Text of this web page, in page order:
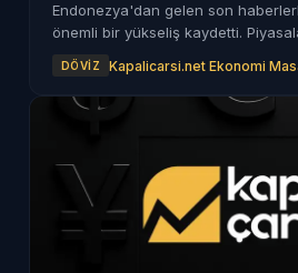
Endonezya'dan gelen son
önemli bir yükseliş kaydetti.
DÖVIZ Kapalicarsi.net Ekonomi